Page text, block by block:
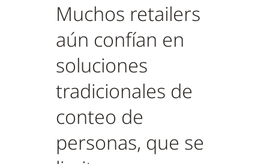
Muchos retailers
aún confían en
soluciones
tradicionales de
conteo de
personas, que se